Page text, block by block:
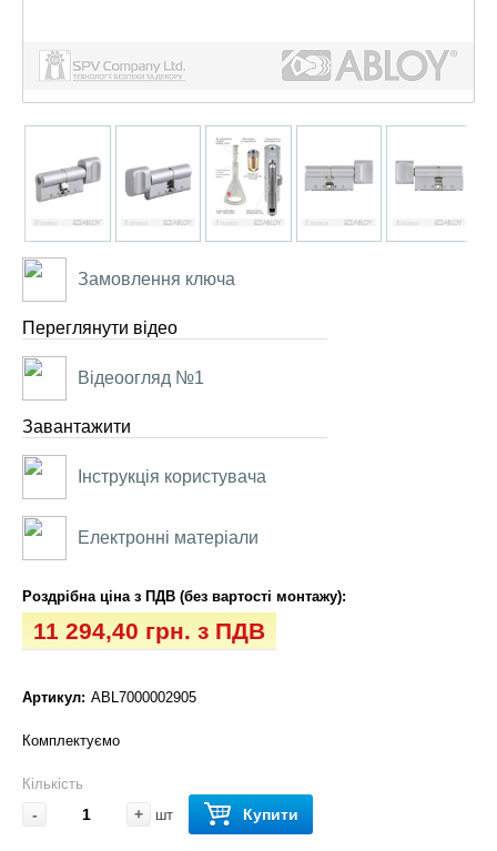
Замовлення ключа
Переглянути відео
Відеоогляд №1
Завантажити
Інструкція користувача
Електронні матеріали
Роздрібна ціна з ПДВ (без вартості монтажу):
11 294,40 грн. з ПДВ
Артикул: ABL7000002905
Комплектуємо
Кількість
- + шт Купити